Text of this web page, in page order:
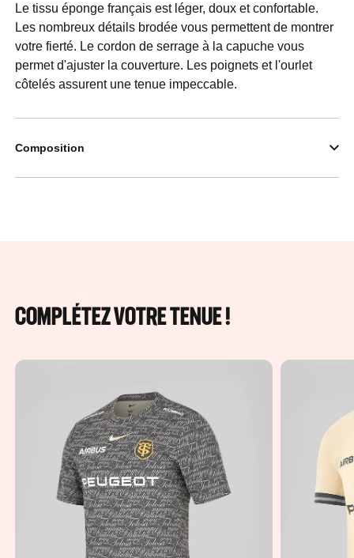
Le tissu éponge français est léger, doux et confortable.
Les nombreux détails brodée vous permettent de montrer
votre fierté. Le cordon de serrage à la capuche vous
permet d'ajuster la couverture. Les poignets et l'ourlet
côtelés assurent une tenue impeccable.
Composition
COMPLÉTEZ VOTRE TENUE !